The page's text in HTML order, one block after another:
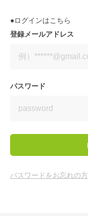
●ログインはこちら
登録メールアドレス
パスワード
パスワードをお忘れの方